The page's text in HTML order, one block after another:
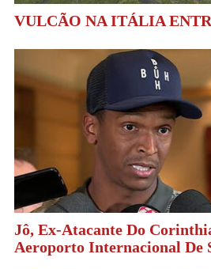
VULCÃO NA ITÁLIA
Jô, Ex-Atacante Do
Aeroporto Internacional De